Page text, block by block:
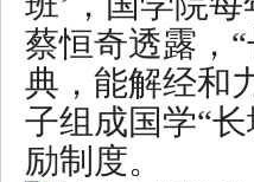
蔡恒奇透露，
典，能解经和
子组成国学“
励制度。